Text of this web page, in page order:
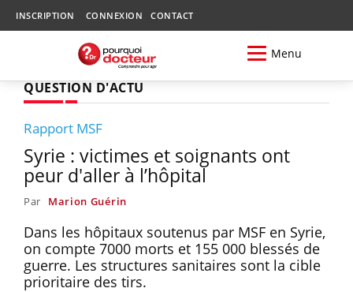
INSCRIPTION CONNEXION CONTACT
Menu
QUESTION D'ACTU
Rapport MSF
Syrie : victimes et soignants ont
peur d'aller à l’hôpital
Par Marion Guérin
Dans les hôpitaux soutenus par MSF en Syrie,
on compte 7000 morts et 155 000 blessés de
guerre. Les structures sanitaires sont la cible
prioritaire des tirs.